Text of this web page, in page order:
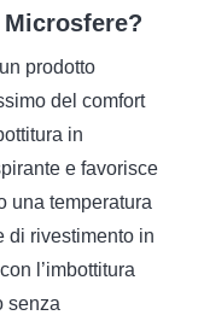
Microsfere?
prodotto
del comfort
in
e favorisce
una temperatura
di rivestimento in
l’imbottitura
senza